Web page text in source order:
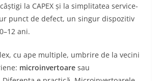
la CAPEX și la simplitatea service-
punct de defect, un singur dispozitiv
ani.
cu ape multiple, umbrire de la vecini
microinvertoare sau